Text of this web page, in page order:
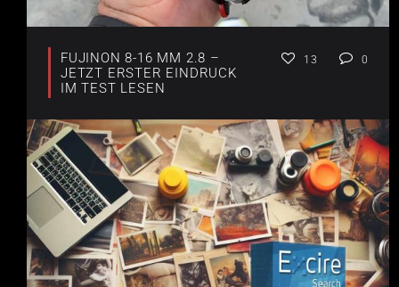
FUJINON 8-16 MM 2.8 –
JETZT ERSTER EINDRUCK
IM TEST LESEN
13 0